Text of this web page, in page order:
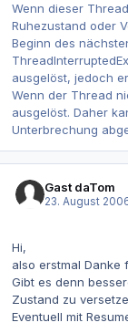
Wenn dieser
Ruhezustand oder
Beginn des
ausgelöst, jedoch
Wenn der Thread
ausgelöst. Daher
Unterbrechung
Gast daTom
23. August
Hi,
also erstmal Danke
Gibt es denn
Zustand zu
Eventuell mit